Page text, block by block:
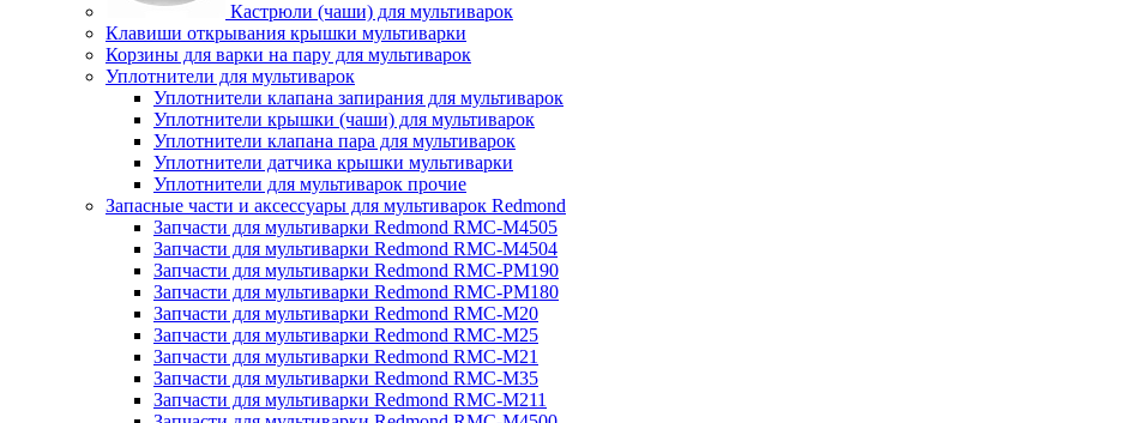
Кастрюли (чаши) для мультиварок
Клавиши открывания крышки мультиварки
Корзины для варки на пару для мультиварок
Уплотнители для мультиварок
Уплотнители клапана запирания для мультиварок
Уплотнители крышки (чаши) для мультиварок
Уплотнители клапана пара для мультиварок
Уплотнители датчика крышки мультиварки
Уплотнители для мультиварок прочие
Запасные части и аксессуары для мультиварок Redmond
Запчасти для мультиварки Redmond RMC-M4505
Запчасти для мультиварки Redmond RMC-M4504
Запчасти для мультиварки Redmond RMC-PM190
Запчасти для мультиварки Redmond RMC-PM180
Запчасти для мультиварки Redmond RMC-M20
Запчасти для мультиварки Redmond RMC-M25
Запчасти для мультиварки Redmond RMC-M21
Запчасти для мультиварки Redmond RMC-M35
Запчасти для мультиварки Redmond RMC-M211